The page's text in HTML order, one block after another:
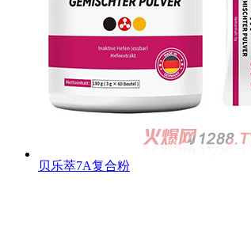
贝乐萃7A复合粉